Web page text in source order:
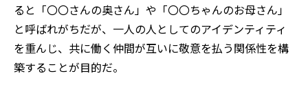
ると「〇〇さんの奥さん」や「〇〇ちゃんのお母さん」
と呼ばれがちだが、一人の人としてのアイデンティティ
を重んじ、共に働く仲間が互いに敬意を払う関係性を構
築することが目的だ。